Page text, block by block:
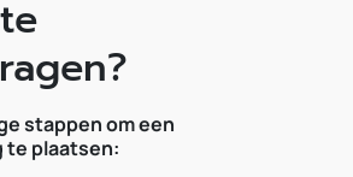
stappen om een
te plaatsen: